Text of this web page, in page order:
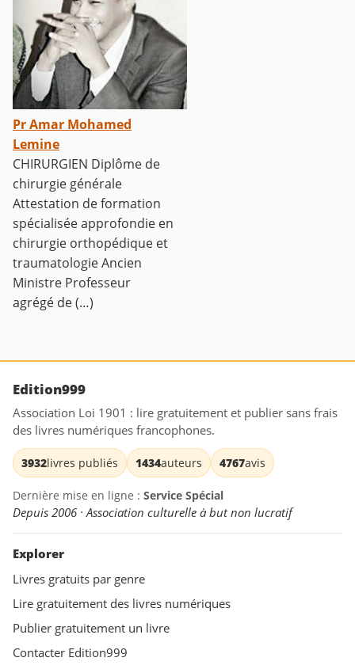
Pr Amar Mohamed
Lemine
CHIRURGIEN Diplôme de
chirurgie générale
Attestation de formation
spécialisée approfondie en
chirurgie orthopédique et
traumatologie Ancien
Ministre Professeur
agrégé de (…)
Edition999
Association Loi 1901 : lire gratuitement et publier sans frais
des livres numériques francophones.
3932livres publiés 1434auteurs 4767avis
Dernière mise en ligne : Service Spécial
Depuis 2006 · Association culturelle à but non lucratif
Explorer
Livres gratuits par genre
Lire gratuitement des livres numériques
Publier gratuitement un livre
Contacter Edition999